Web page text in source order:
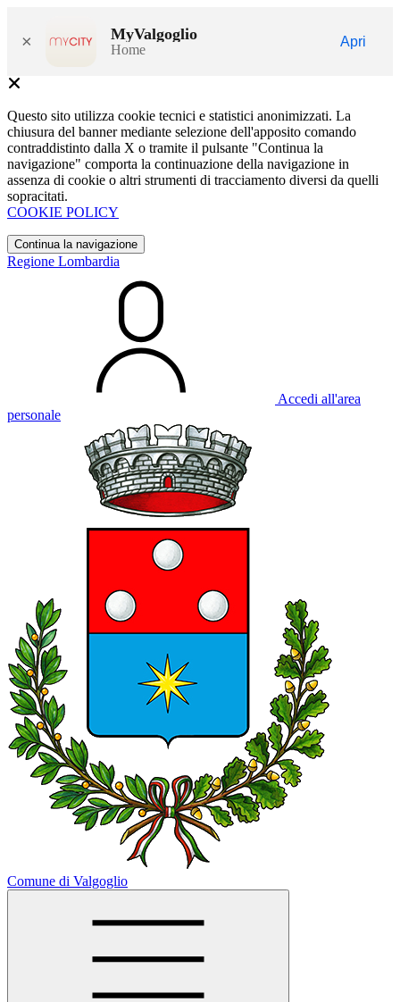
× MyValgoglio
Home
Apri
Questo sito utilizza cookie tecnici e statistici anonimizzati. La
chiusura del banner mediante selezione dell'apposito comando
contraddistinto dalla X o tramite il pulsante "Continua la
navigazione" comporta la continuazione della navigazione in
assenza di cookie o altri strumenti di tracciamento diversi da quelli
sopracitati.
COOKIE POLICY
Continua la navigazione
Regione Lombardia
Accedi all'area
personale
Comune di Valgoglio